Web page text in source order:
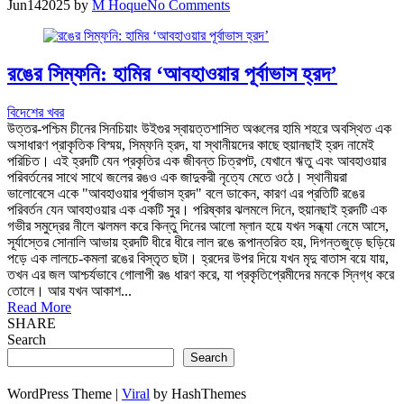
Jun142025 by M HoqueNo Comments
রঙের সিম্ফনি: হামির ‘আবহাওয়ার পূর্বাভাস হ্রদ’
বিদেশের খবর
উত্তর-পশ্চিম চীনের সিনচিয়াং উইগুর স্বায়ত্তশাসিত অঞ্চলের হামি শহরে অবস্থিত এক
অসাধারণ প্রাকৃতিক বিস্ময়, সিম্ফনি হ্রদ, যা স্থানীয়দের কাছে হুয়ানছাই হ্রদ নামেই
পরিচিত। এই হ্রদটি যেন প্রকৃতির এক জীবন্ত চিত্রপট, যেখানে ঋতু এবং আবহাওয়ার
পরিবর্তনের সাথে সাথে জলের রঙও এক জাদুকরী নৃত্যে মেতে ওঠে। স্থানীয়রা
ভালোবেসে একে "আবহাওয়ার পূর্বাভাস হ্রদ" বলে ডাকেন, কারণ এর প্রতিটি রঙের
পরিবর্তন যেন আবহাওয়ার এক একটি সুর। পরিষ্কার ঝলমলে দিনে, হুয়ানছাই হ্রদটি এক
গভীর সমুদ্রের নীলে ঝলমল করে কিন্তু দিনের আলো ম্লান হয়ে যখন সন্ধ্যা নেমে আসে,
সূর্যাস্তের সোনালি আভায় হ্রদটি ধীরে ধীরে লাল রঙে রূপান্তরিত হয়, দিগন্তজুড়ে ছড়িয়ে
পড়ে এক লালচে-কমলা রঙের বিস্তৃত ছটা। হ্রদের উপর দিয়ে যখন মৃদু বাতাস বয়ে যায়,
তখন এর জল আশ্চর্যভাবে গোলাপী রঙ ধারণ করে, যা প্রকৃতিপ্রেমীদের মনকে স্নিগ্ধ করে
তোলে। আর যখন আকাশ...
Read More
SHARE
Search
Search
WordPress Theme | Viral by HashThemes